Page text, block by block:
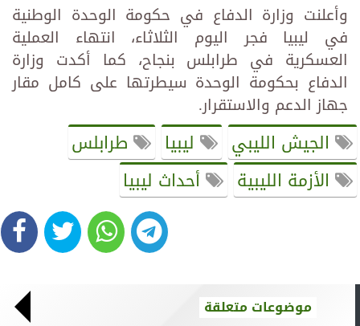
وأعلنت وزارة الدفاع في حكومة الوحدة الوطنية
في ليبيا فجر اليوم الثلاثاء، انتهاء العملية
العسكرية في طرابلس بنجاح، كما أكدت وزارة
الدفاع بحكومة الوحدة سيطرتها على كامل مقار
جهاز الدعم والاستقرار.
الجيش الليبي ليبيا
طرابلس
الأزمة الليبية
أحداث ليبيا
موضوعات متعلقة